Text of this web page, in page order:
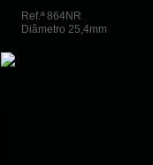
Ref.ª 864NR
Diâmetro 25,4mm